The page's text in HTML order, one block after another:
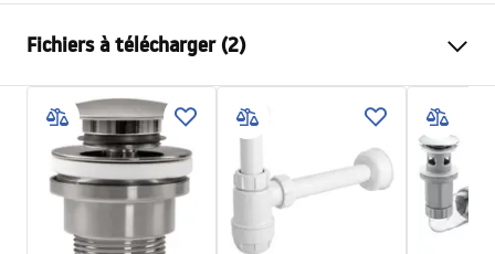
Matériel
Couleur
Aspect pierre
Finition
Mat
Longueur
Largeur
330mm
Hauteur
Fichiers à télécharger (2)
Instructions de montage
Basin.pdf
Conditions de garantie
Warranty_Terms_and_Conditions_Basins_-_5.pdf